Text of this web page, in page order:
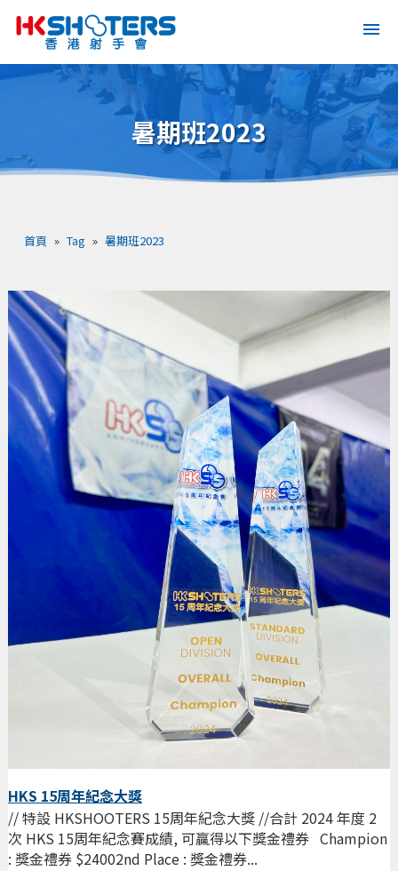
暑期班2023
首頁 » Tag » 暑期班2023
HKS 15周年紀念大獎
// 特設 HKSHOOTERS 15周年紀念大獎 //合計 2024 年度 2
次 HKS 15周年紀念賽成績, 可贏得以下獎金禮券 Champion
: 獎金禮券 $24002nd Place : 獎金禮券...